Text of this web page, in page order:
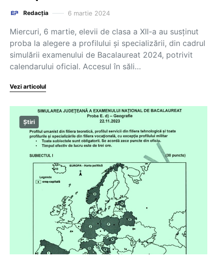
Redacția 6 martie 2024
Miercuri, 6 martie, elevii de clasa a XII-a au susținut
proba la alegere a profilului și specializării, din cadrul
simulării examenului de Bacalaureat 2024, potrivit
calendarului oficial. Accesul în săli…
Vezi articolul
Știri